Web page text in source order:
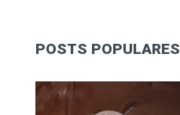
POSTS POPULARES